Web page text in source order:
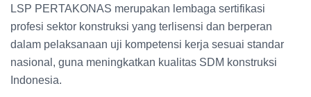
LSP PERTAKONAS merupakan lembaga sertifikasi
profesi sektor konstruksi yang terlisensi dan berperan
dalam pelaksanaan uji kompetensi kerja sesuai standar
nasional, guna meningkatkan kualitas SDM konstruksi
Indonesia.